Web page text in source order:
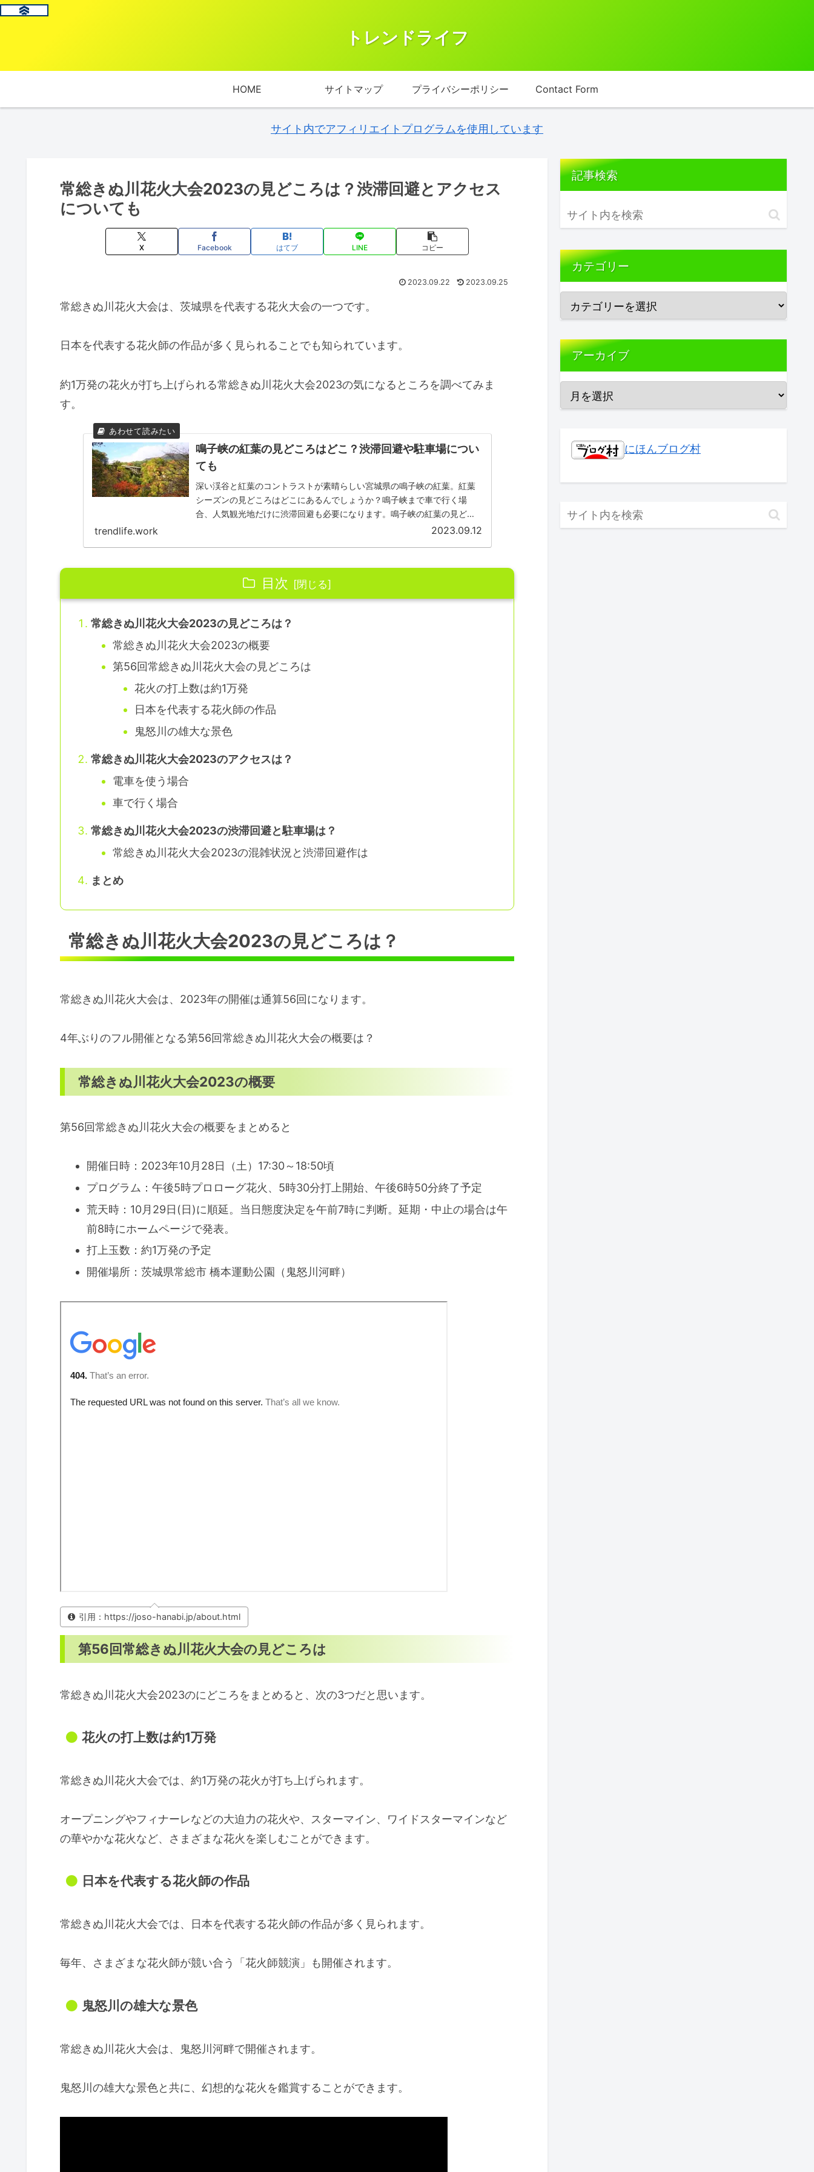
トレンドライフ
HOME サイトマップ プライバシーポリシー Contact Form
サイト内でアフィリエイトプログラムを使用しています
常総きぬ川花火大会2023の見どころは？渋滞回避とアクセス
についても
X Facebook はてブ LINE コピー
2023.09.22 2023.09.25
常総きぬ川花火大会は、茨城県を代表する花火大会の一つです。
日本を代表する花火師の作品が多く見られることでも知られています。
約1万発の花火が打ち上げられる常総きぬ川花火大会2023の気になるところを調べてみま
す。
鳴子峡の紅葉の見どころはどこ？渋滞回避や駐車場につい
ても
深い渓谷と紅葉のコントラストが素晴らしい宮城県の鳴子峡の紅葉。紅葉
シーズンの見どころはどこにあるんでしょうか？鳴子峡まで車で行く場
合、人気観光地だけに渋滞回避も必要になります。鳴子峡の紅葉の見どこ
trendlife.work 2023.09.12
目次
常総きぬ川花火大会2023の見どころは？
常総きぬ川花火大会2023の概要
第56回常総きぬ川花火大会の見どころは
花火の打上数は約1万発
日本を代表する花火師の作品
鬼怒川の雄大な景色
常総きぬ川花火大会2023のアクセスは？
電車を使う場合
車で行く場合
常総きぬ川花火大会2023の渋滞回避と駐車場は？
常総きぬ川花火大会2023の混雑状況と渋滞回避作は
まとめ
常総きぬ川花火大会2023の見どころは？
常総きぬ川花火大会は、2023年の開催は通算56回になります。
4年ぶりのフル開催となる第56回常総きぬ川花火大会の概要は？
常総きぬ川花火大会2023の概要
第56回常総きぬ川花火大会の概要をまとめると
開催日時：2023年10月28日（土）17:30～18:50頃
プログラム：午後5時プロローグ花火、5時30分打上開始、午後6時50分終了予定
荒天時：10月29日(日)に順延。当日態度決定を午前7時に判断。延期・中止の場合は午
前8時にホームページで発表。
打上玉数：約1万発の予定
開催場所：茨城県常総市 橋本運動公園（鬼怒川河畔）
引用：https://joso-hanabi.jp/about.html
第56回常総きぬ川花火大会の見どころは
常総きぬ川花火大会2023のにどころをまとめると、次の3つだと思います。
花火の打上数は約1万発
常総きぬ川花火大会では、約1万発の花火が打ち上げられます。
オープニングやフィナーレなどの大迫力の花火や、スターマイン、ワイドスターマインなど
の華やかな花火など、さまざまな花火を楽しむことができます。
日本を代表する花火師の作品
常総きぬ川花火大会では、日本を代表する花火師の作品が多く見られます。
毎年、さまざまな花火師が競い合う「花火師競演」も開催されます。
鬼怒川の雄大な景色
常総きぬ川花火大会は、鬼怒川河畔で開催されます。
鬼怒川の雄大な景色と共に、幻想的な花火を鑑賞することができます。
記事検索
カテゴリー
アーカイブ
にほんブログ村